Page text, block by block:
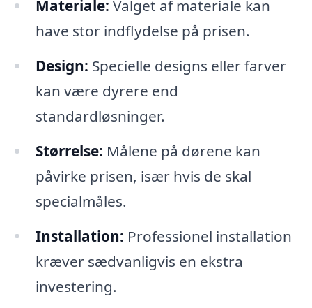
Materiale: Valget af materiale kan
have stor indflydelse på prisen.
Design: Specielle designs eller farver
kan være dyrere end
standardløsninger.
Størrelse: Målene på dørene kan
påvirke prisen, især hvis de skal
specialmåles.
Installation: Professionel installation
kræver sædvanligvis en ekstra
investering.